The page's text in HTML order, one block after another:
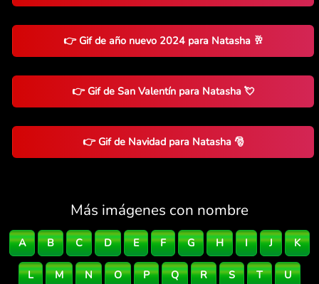
👉 Gif de año nuevo 2024 para Natasha 🥂
👉 Gif de San Valentín para Natasha 💘
👉 Gif de Navidad para Natasha 🎅
Más imágenes con nombre
A B C D E F G H I J K
L M N O P Q R S T U